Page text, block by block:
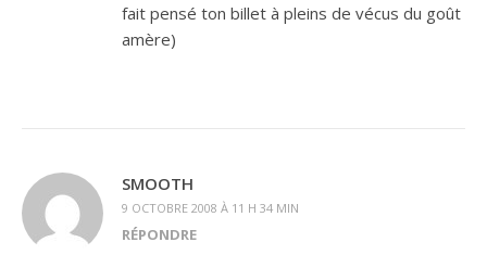
fait pensé ton billet à pleins de vécus du goût
amère)
SMOOTH
9 OCTOBRE 2008 À 11 H 34 MIN
RÉPONDRE